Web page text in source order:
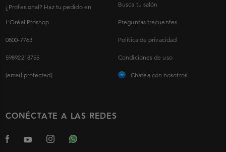
¿Profesional? Haz tu pedido en
L’Oréal Proshop
0800-7763
59892218755
[email protected]
Busca tu salón
Preguntas frecuentes
Política de privacidad
Condiciones de uso
Chatea con nosotros
CONÉCTATE A LAS REDES